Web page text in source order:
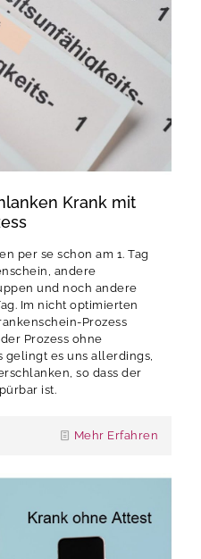
Krank mit
per se schon am 1. Tag
andere
und noch andere
Im nicht optimierten
Prozess
Prozess ohne
gelingt es uns allerdings,
so dass der
ist.
Mehr Erfahren